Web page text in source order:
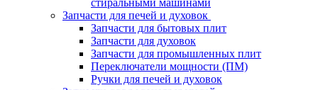
Запчасти для печей и духовок
Запчасти для бытовых плит
Запчасти для духовок
Запчасти для промышленных плит
Переключатели мощности (ПМ)
Ручки для печей и духовок